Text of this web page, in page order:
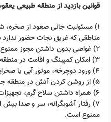
قوانین بازدید از منطقه طبیعی
۱) مسئولیت جانی صعود از صخره،
مناطقی که غریق نجات حضور
۲) غواصی بدون داشتن مجوز ممنوع است.
۳) امکان کمپینگ و اقامت در منطقه وجود ندارد.
۴) ورود دوچرخه، موتور آبی یا صحرایی به منطقه ممنوع است.
۵) از روشن کردن آتش در منطقه جدا خودداری کنید.
۶) همراه داشتن سلاح گرم، تجهیزات تیراندازی و ماهیگیری ممنوع است.
۷) رفتار آشوبگرانه، سر و صدا
ممنوع است.